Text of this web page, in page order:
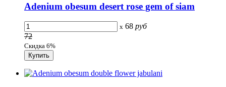
Adenium obesum desert rose gem of siam
x 68 руб
72
Скидка 6%